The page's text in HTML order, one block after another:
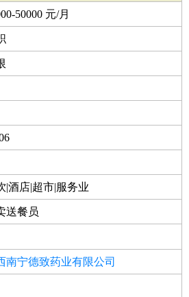
50000 元/月
|酒店|超市|服务业
送餐员
南宁德致药业有限公司